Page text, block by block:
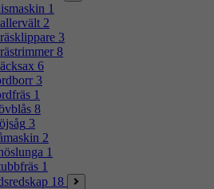
1
2
3
8
6
3
1
8
3
2
1
1
18